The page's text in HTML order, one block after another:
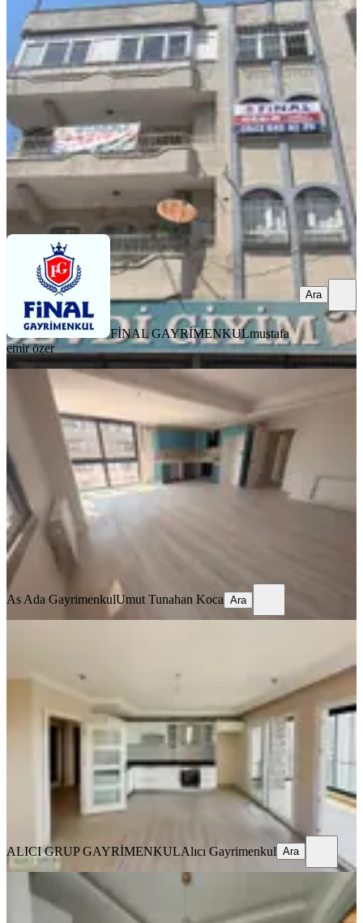
Masrafsız 3+1 Daire
Seyhan, Şakirpaşa Mahallesi
3+1·175 m² Müstakil 06.08.2026
11.000 ₺
FİNAL GAYRİMENKUL mustafa emir özer
Ara
FİNAL GAYRİMENKULmustafa
emir özer
Ara
Adana Seyhan Kiralık 3+1 Havuzlu
Site İçinde Daire
Seyhan, Mithatpaşa Mahallesi
3+1·135 m²· 12. Kat· 06.08.2026
30.000 ₺
As Ada Gayrimenkul
Ara
As Ada GayrimenkulUmut Tunahan Koca Ara
3+1·135 m²·10. Kat·06.08.2026
34.000 ₺
ALICI GRUP GAYRİMENKULAlıcı Gayrimenkul
ALICI GRUP GAYRİMENKULAlıcı Gayrimenkul Ara
YENİ
Gürselpaşa'da Geniş K.mutfak D.gazlı
2+1 Full Eşyalı Depozitosuz